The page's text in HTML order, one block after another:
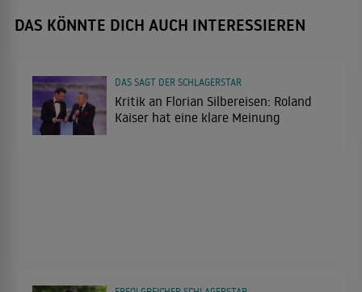
DAS KÖNNTE DICH AUCH INTERESSIEREN
Kritik an Florian Silbereisen: Roland
Kaiser hat eine klare Meinung
DAS SAGT DER SCHLAGERSTAR